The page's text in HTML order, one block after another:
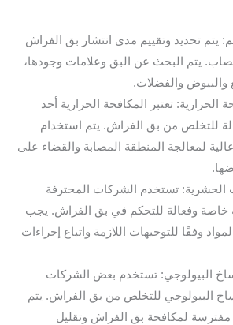
يتم تحديد وتقييم مدى انتشار بق الفراش
يتم البحث عن البق وعلامات وجودها،
والبيوض والفضلات.
الحرارية: تعتبر المكافحة الحرارية أحد
للتخلص من بق الفراش. يتم استخدام
لمعالجة المنطقة المصابة والقضاء على
الحشرية: تستخدم الشركات المحترفة
خاصة وفعالة للتحكم في بق الفراش. يجب
وفقًا للتوجيهات اللازمة واتباع إجراءات
البيولوجي: تستخدم بعض الشركات
البيولوجي للتخلص من بق الفراش. يتم
مفترسة لمكافحة بق الفراش وتقليل